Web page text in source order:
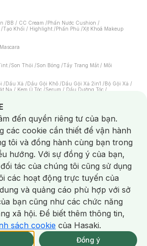
Giao Nhanh Miễn Phí 2H.
tại 337 Chi Nhánh (Trễ tặng 100K)
/BB / CC Cream /Phấn Nước Cushion /
/Tạo Khối / Highlight /Phấn Phủ /Xịt Khoá Makeup
Mascara
/Son Thỏi /Son Bóng /Tẩy Trang Mắt / Môi
/Dầu Xả /Dầu Gội Khô /Dầu Gội Xả 2in1 /Bộ Gội Xả /
Nạ / Kem Ủ Tóc /Serum / Dầu Dưỡng Tóc /
Lông
Nước Hoa Cao Cấp Xịt Thơm Toàn Thân
Máy Massage Mặt Nạ Xông Hơi/Nước Rửa Tay
Bàn Chải Đánh Răng /Bàn Chải Điện/
Răng Máy Tăm Nước Nước Súc Miệng
Miệng / Dung Dịch Vệ Sinh/Dưỡng Vùng Kín/
/Băng Vệ Sinh Tampon Bọt Cạo Râu Dao Cạo Râu/
Da Khô / Mất Nước /Da Lão Hóa / Da Mụn/
Xỉn Màu/Thâm / Nám / Tàn Nhang/
Viêm Da Cơ Địa
Da
Khô Dụng Cụ / Máy Rửa Mặt/Máy Chăm Sóc Da
usage
đến quyền riêng tư của bạn.
các cookie cần thiết để vận hành
tôi và đồng hành cùng bạn trong
hướng. Với sự đồng ý của bạn,
tác của chúng tôi cũng sử dụng
các hoạt động trực tuyến của
và quảng cáo phù hợp với sở
bạn cũng như các chức năng
xã hội. Để biết thêm thông tin,
sách cookie của Hasaki.
Đồng ý